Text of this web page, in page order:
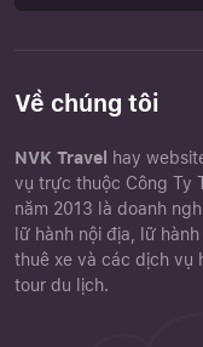
Về chúng tôi
NVK Travel hay
vụ trực thuộc Công Ty
năm 2013 là doanh
lữ hành nội địa, lữ
thuê xe và các dịch vụ
tour du lịch.